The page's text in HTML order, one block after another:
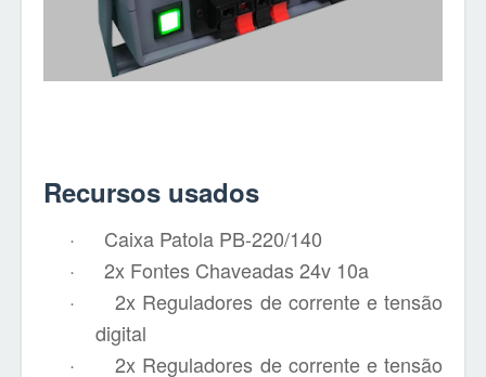
Recursos usados
·
Caixa Patola PB-220/140
·
2x Fontes Chaveadas 24v 10a
·
2x Reguladores de corrente e tensão
digital
·
2x Reguladores de corrente e tensão